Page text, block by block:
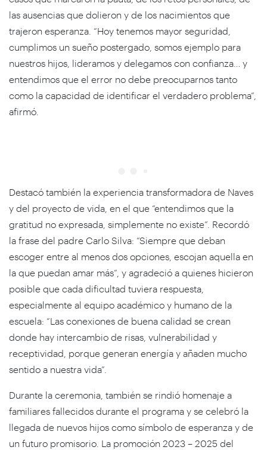
las ausencias que dolieron y de los nacimientos que
trajeron esperanza. “Hoy tenemos mayor seguridad,
cumplimos un sueño postergado, somos ejemplo para
nuestros hijos, lideramos y delegamos con confianza… y
entendimos que el error no debe preocuparnos tanto
como la capacidad de identificar el verdadero problema”,
afirmó.
Destacó también la experiencia transformadora de Naves
y del proyecto de vida, en el que “entendimos que la
gratitud no expresada, simplemente no existe”. Recordó
la frase del padre Carlo Silva: “Siempre que deban
escoger entre al menos dos opciones, escojan aquella en
la que puedan amar más”, y agradeció a quienes hicieron
posible que cada dificultad tuviera respuesta,
especialmente al equipo académico y humano de la
escuela: “Las conexiones de buena calidad se crean
donde hay intercambio de risas, vulnerabilidad y
receptividad, porque generan energía y añaden mucho
sentido a nuestra vida”.
Durante la ceremonia, también se rindió homenaje a
familiares fallecidos durante el programa y se celebró la
llegada de nuevos hijos como símbolo de esperanza y de
un futuro promisorio. La promoción 2023 – 2025 del